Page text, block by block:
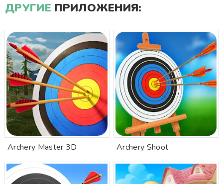
ДРУГИЕ ПРИЛОЖЕНИЯ:
Archery Master 3D Archery Shoot